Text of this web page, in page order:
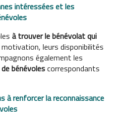
intéressées et les
à trouver le bénévolat qui
leurs disponibilités
également les
bénévolescorrespondants
à renforcer la reconnaissance